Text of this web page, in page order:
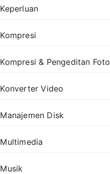
Keperluan
Kompresi
Kompresi & Pengeditan Foto
Konverter Video
Manajemen Disk
Multimedia
Musik